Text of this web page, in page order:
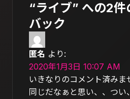
“ライブ” への2件
バック
匿名 より:
2020年1月3日 10:07 AM
いきなりのコメント済みま
同じだなぁと思い、、つい